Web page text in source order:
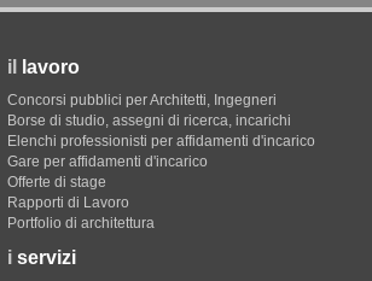
il lavoro
Concorsi pubblici per Architetti, Ingegneri
Borse di studio, assegni di ricerca, incarichi
Elenchi professionisti per affidamenti d'incarico
Gare per affidamenti d'incarico
Offerte di stage
Rapporti di Lavoro
Portfolio di architettura
i servizi